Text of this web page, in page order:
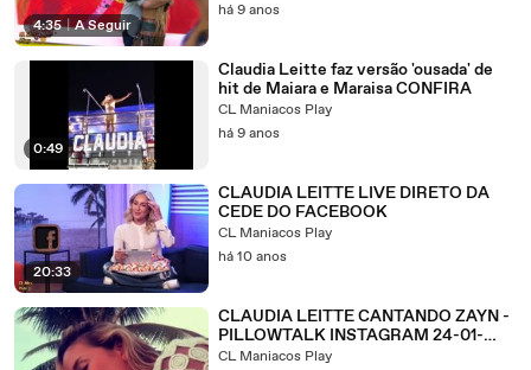
4:35 | A Seguir
há 9 anos
0:49
Claudia Leitte faz versão 'ousada' de
hit de Maiara e Maraisa CONFIRA
CL Maniacos Play
há 9 anos
20:33
CLAUDIA LEITTE LIVE DIRETO DA
CEDE DO FACEBOOK
CL Maniacos Play
há 10 anos
CLAUDIA LEITTE CANTANDO ZAYN -
PILLOWTALK INSTAGRAM 24-01-
2017
CL Maniacos Play